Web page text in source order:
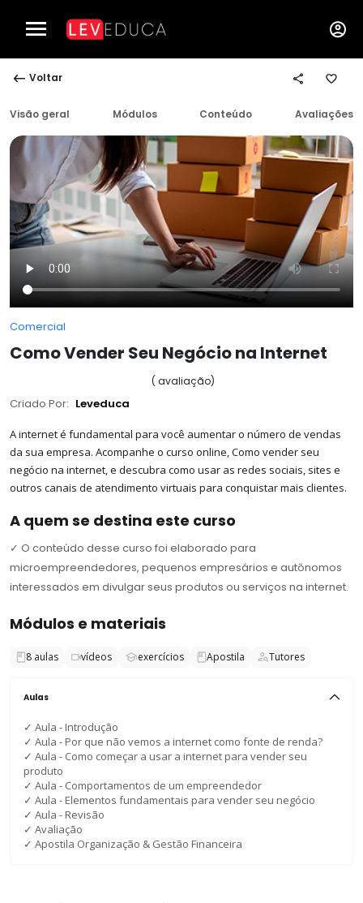
Voltar
Visão geral Módulos Conteúdo Avaliações
Comercial
Como Vender Seu Negócio na Internet
( avaliação)
Criado Por: Leveduca
A internet é fundamental para você aumentar o número de vendas
da sua empresa. Acompanhe o curso online, Como vender seu
negócio na internet, e descubra como usar as redes sociais, sites e
outros canais de atendimento virtuais para conquistar mais clientes.
A quem se destina este curso
✓ O conteúdo desse curso foi elaborado para
microempreendedores, pequenos empresários e autônomos
interessados em divulgar seus produtos ou serviços na internet.
Módulos e materiais
8 aulas vídeos exercícios Apostila Tutores
Aulas
✓ Aula - Introdução
✓ Aula - Por que não vemos a internet como fonte de renda?
✓ Aula - Como começar a usar a internet para vender seu
produto
✓ Aula - Comportamentos de um empreendedor
✓ Aula - Elementos fundamentais para vender seu negócio
✓ Aula - Revisão
✓ Avaliação
✓ Apostila Organização & Gestão Financeira